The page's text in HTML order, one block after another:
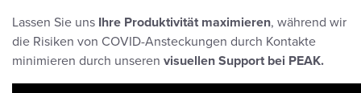
Lassen Sie uns Ihre Produktivität maximieren, während wir
die Risiken von COVID-Ansteckungen durch Kontakte
minimieren durch unseren visuellen Support bei PEAK.